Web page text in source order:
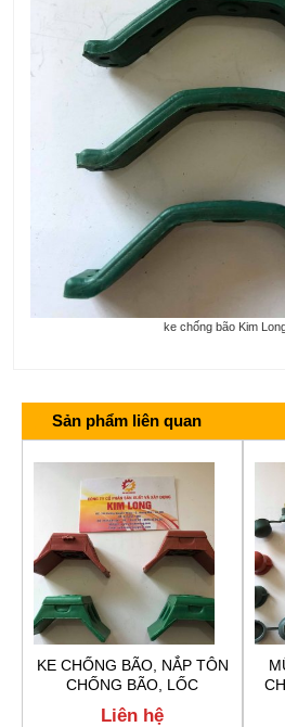
ke chống bão Kim
Sản phẩm liên quan
KE CHỐNG BÃO, NẮP TÔN
CHỐNG BÃO, LỐC
Liên hệ